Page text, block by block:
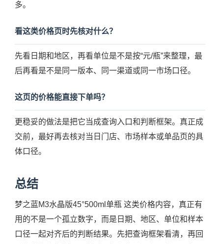
多。
看这类价格页时先核对什么？
先看日期和地区，再看单位是不是按“元/瓶”来整理，最
后再看是不是同一版本、同一渠道或同一市场口径。
这页的价格能直接下单吗？
更稳妥的做法是把它当成查询入口和判断框架。真正成
交前，最好再去核对当日门店、市场样本或单品页的具
体口径。
总结
梦之蓝M3水晶版45°500ml单瓶 这类价格内容，真正有
用的不是一个孤立数字，而是日期、地区、单位和样本
口径一起对齐后的判断结果。先把查询框架看清，再回